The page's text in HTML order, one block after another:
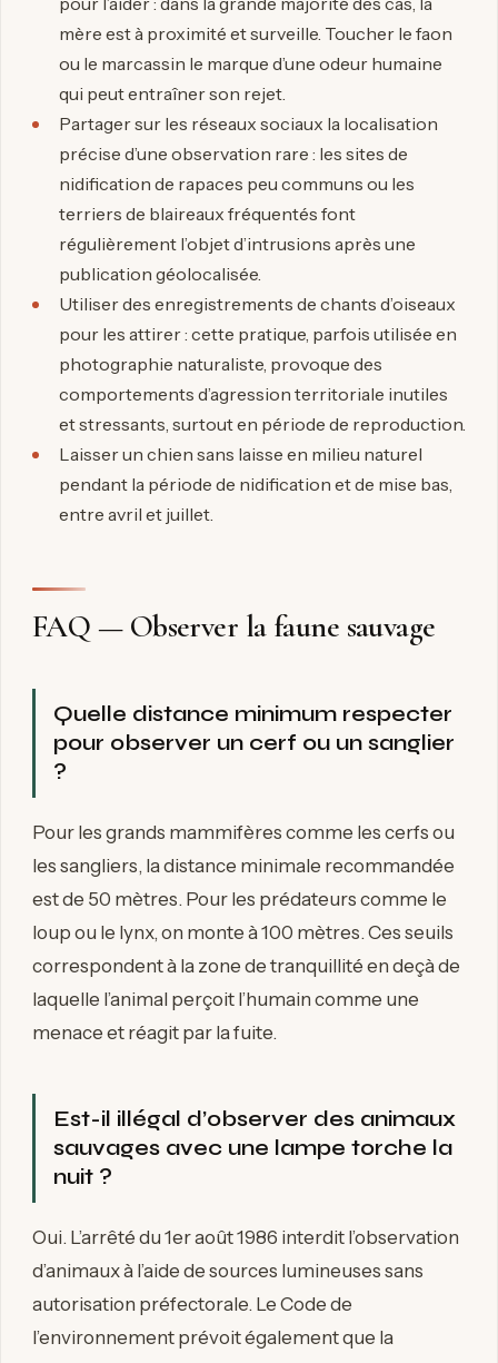
mère est à proximité et surveille. Toucher le faon
ou le marcassin le marque d’une odeur humaine
qui peut entraîner son rejet.
Partager sur les réseaux sociaux la localisation
précise d’une observation rare : les sites de
nidification de rapaces peu communs ou les
terriers de blaireaux fréquentés font
régulièrement l’objet d’intrusions après une
publication géolocalisée.
Utiliser des enregistrements de chants d’oiseaux
pour les attirer : cette pratique, parfois utilisée en
photographie naturaliste, provoque des
comportements d’agression territoriale inutiles
et stressants, surtout en période de reproduction.
Laisser un chien sans laisse en milieu naturel
pendant la période de nidification et de mise bas,
entre avril et juillet.
FAQ — Observer la faune sauvage
Quelle distance minimum respecter
pour observer un cerf ou un sanglier
?
Pour les grands mammifères comme les cerfs ou
les sangliers, la distance minimale recommandée
est de 50 mètres. Pour les prédateurs comme le
loup ou le lynx, on monte à 100 mètres. Ces seuils
correspondent à la zone de tranquillité en deçà de
laquelle l’animal perçoit l’humain comme une
menace et réagit par la fuite.
Est-il illégal d’observer des animaux
sauvages avec une lampe torche la
nuit ?
Oui. L’arrêté du 1er août 1986 interdit l’observation
d’animaux à l’aide de sources lumineuses sans
autorisation préfectorale. Le Code de
l’environnement prévoit également que la